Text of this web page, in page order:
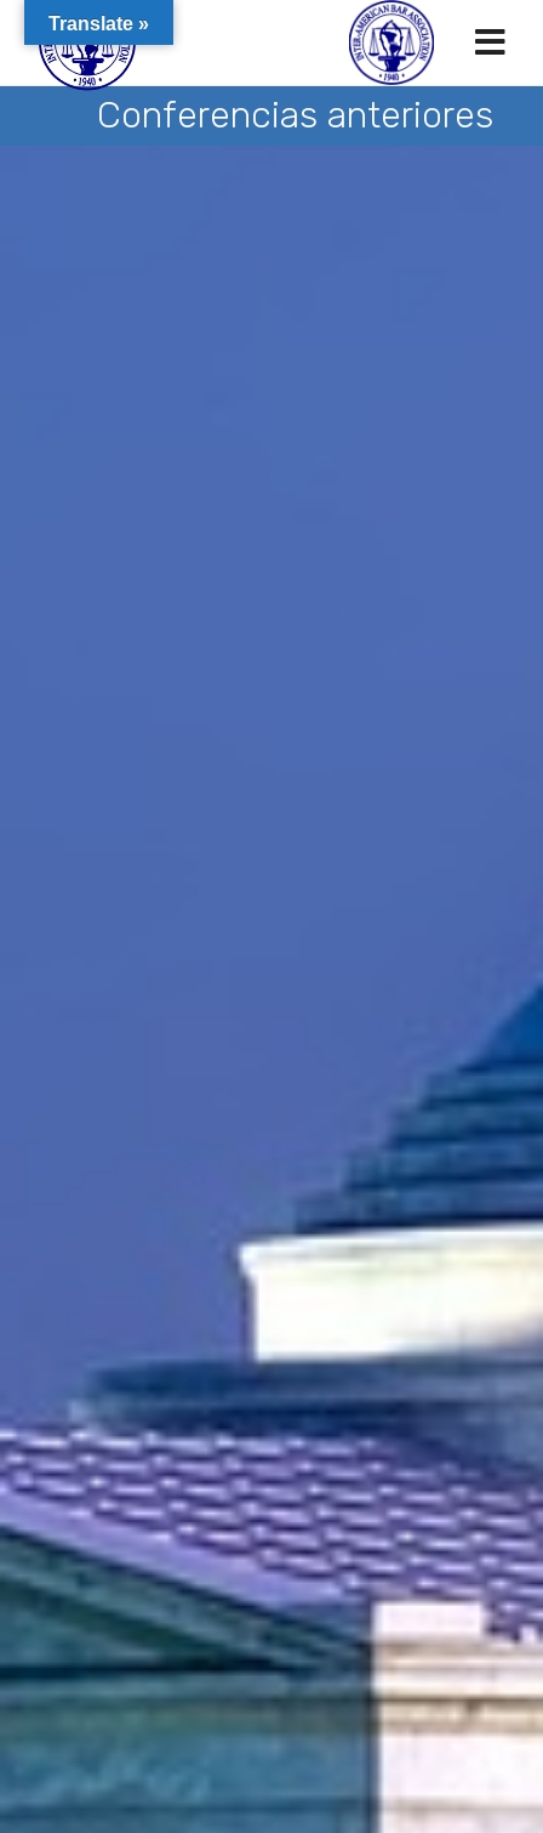
Conferencias anteriores
Translate »